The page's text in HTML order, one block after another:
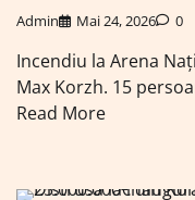
Admin Mai 24, 2026 0
Incendiu la Arena
Max Korzh. 15
Read More